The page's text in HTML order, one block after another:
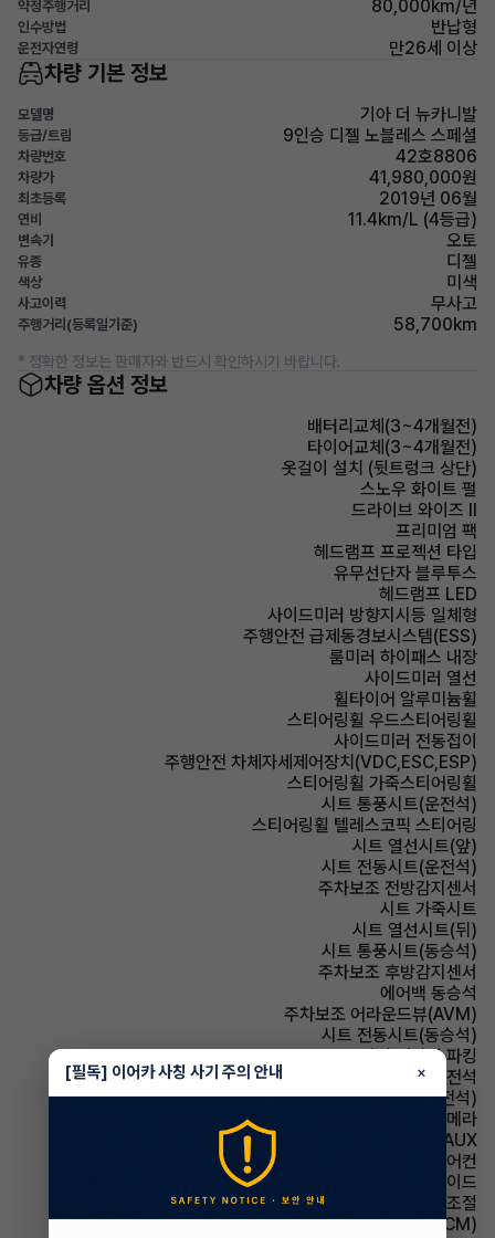
약정주행거리 80,000km/년
인수방법 반납형
운전자연령 만26세 이상
차량 기본 정보
모델명 기아 더 뉴카니발
등급/트림 9인승 디젤 노블레스 스페셜
차량번호 42호8806
차량가 41,980,000원
최초등록 2019년 06월
연비 11.4km/L (4등급)
변속기 오토
유종 디젤
색상 미색
사고이력 무사고
주행거리(등록일기준) 58,700km
* 정확한 정보는 판매자와 반드시 확인하시기 바랍니다.
차량 옵션 정보
배터리교체(3~4개월전)
타이어교체(3~4개월전)
옷걸이 설치 (뒷트렁크 상단)
스노우 화이트 펄
드라이브 와이즈 II
프리미엄 팩
헤드램프 프로젝션 타입
유무선단자 블루투스
헤드램프 LED
사이드미러 방향지시등 일체형
주행안전 급제동경보시스템(ESS)
룸미러 하이패스 내장
사이드미러 열선
휠타이어 알루미늄휠
스티어링휠 우드스티어링휠
사이드미러 전동접이
주행안전 차체자세제어장치(VDC,ESC,ESP)
스티어링휠 가죽스티어링휠
시트 통풍시트(운전석)
스티어링휠 텔레스코픽 스티어링
시트 열선시트(앞)
시트 전동시트(운전석)
주차보조 전방감지센서
시트 가죽시트
시트 열선시트(뒤)
시트 통풍시트(동승석)
주차보조 후방감지센서
에어백 동승석
주차보조 어라운드뷰(AVM)
시트 전동시트(동승석)
파킹 전자식 파킹
에어백 운전석
시트 메모리시트(운전석)
주차보조 후방카메라
유무선단자 AUX
에어컨 풀오토에어컨
에어백 사이드
사이드미러 후진각도조절
룸미러 전자식 룸미러(ECM)
[필독] 이어카 사칭 사기 주의 안내 ×